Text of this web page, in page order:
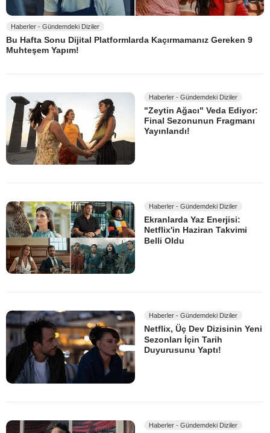
Haberler - Gündemdeki Diziler
Bu Hafta Sonu Dijital Platformlarda Kaçırmamanız Gereken 9
Muhteşem Yapım!
Haberler - Gündemdeki Diziler
"Zeytin Ağacı" Veda Ediyor:
Final Sezonunun Fragmanı
Yayınlandı!
Haberler - Gündemdeki Diziler
Ekranlarda Yaz Enerjisi:
Netflix'in Haziran Takvimi
Belli Oldu
Haberler - Gündemdeki Diziler
Netflix, Üç Dev Dizisinin Yeni
Sezonları İçin Tarih
Duyurusunu Yaptı!
Haberler - Gündemdeki Diziler